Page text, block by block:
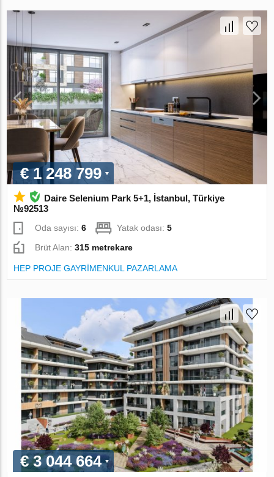
€ 1 248 799
Daire Selenium Park 5+1, İstanbul, Türkiye
№92513
Oda sayısı:6 Yatak odası:5
Brüt Alan:315 metrekare
HEP PROJE GAYRİMENKUL PAZARLAMA
€ 3 044 664